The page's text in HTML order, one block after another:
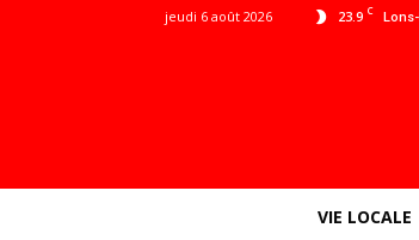
23.9 C
jeudi 6 août 2026
VIE LOCALE